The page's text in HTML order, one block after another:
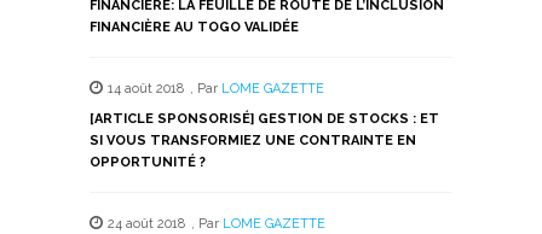
FINANCIÈRE: LA FEUILLE DE ROUTE DE L’INCLUSION
FINANCIÈRE AU TOGO VALIDÉE
14 août 2018 Par LOME GAZETTE
[ARTICLE SPONSORISÉ] GESTION DE STOCKS : ET
SI VOUS TRANSFORMIEZ UNE CONTRAINTE EN
OPPORTUNITÉ ?
24 août 2018 Par LOME GAZETTE